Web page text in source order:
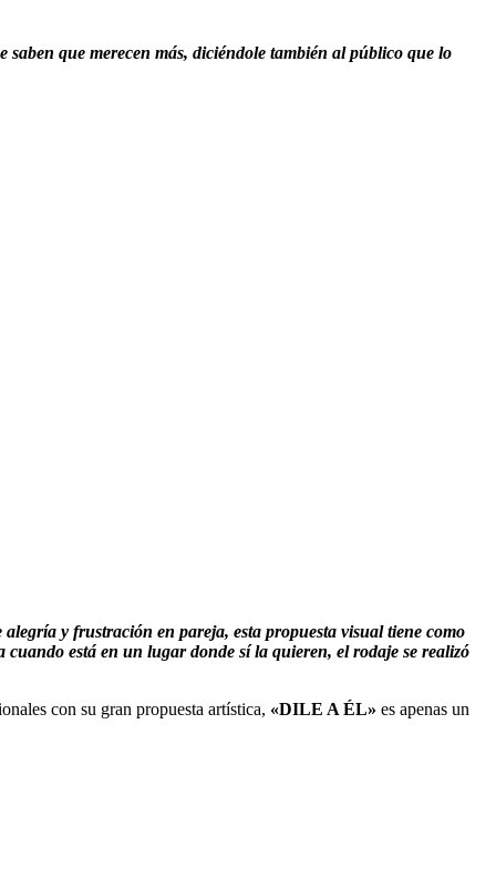
que merecen más, diciéndole también al público que lo
y frustración en pareja, esta propuesta visual tiene como
está en un lugar donde sí la quieren, el rodaje se realizó
con su gran propuesta artística, «DILE A ÉL» es apenas un